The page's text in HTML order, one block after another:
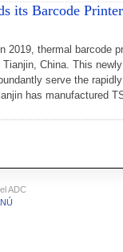
its Barcode
2019, thermal barcode
Tianjin, China. This
serve the
has manufactured
ADC